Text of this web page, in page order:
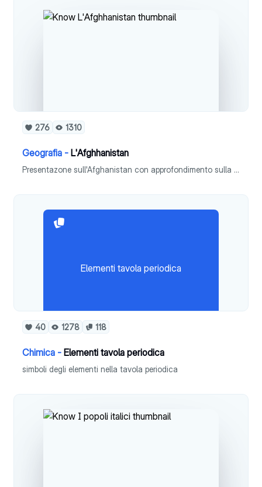
276 1310
Geografia - L'Afghhanistan
Presentazone sull'Afghanistan con approfondimento sulla guerra afghana e il regime dei talebani.
Elementi tavola periodica
40 1278 118
Chimica - Elementi tavola periodica
simboli degli elementi nella tavola periodica